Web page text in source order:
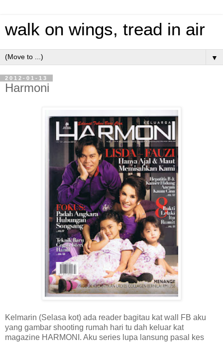
walk on wings, tread in air
▼
2012-01-13
Harmoni
Kelmarin (Selasa kot) ada reader bagitau kat wall FB aku
yang gambar shooting rumah hari tu dah keluar kat
magazine HARMONI. Aku series lupa lansung pasal kes